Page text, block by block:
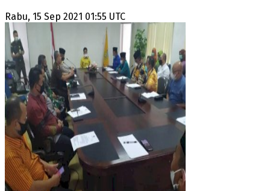
Rabu, 15 Sep 2021 01:55 UTC